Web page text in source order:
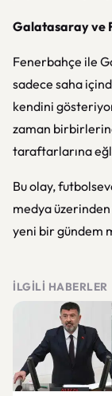
Galatasaray ve
Fenerbahçe ile
sadece saha
kendini
zaman
taraftarlarına
Bu olay,
medya üzerinden
yeni bir gündem
İLGILI HABERLER